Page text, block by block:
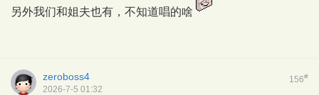
另外我们和姐夫也有，不知道唱的啥
156#
zeroboss4
2026-7-5 01:32